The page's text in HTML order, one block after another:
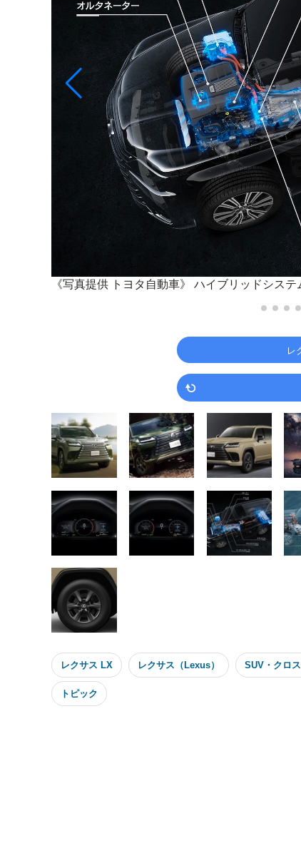
《写真提供 トヨタ自動車》 ハイブリッドシステ
レ
レクサス LX レクサス（Lexus） SUV・クロ
トピック